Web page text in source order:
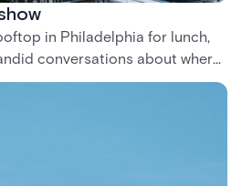
in Philadelphia for lunch,
conversations about where